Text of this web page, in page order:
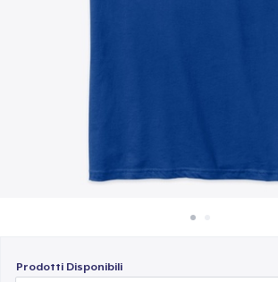
Prodotti Disponibili